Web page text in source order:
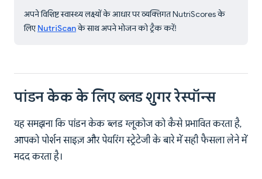
अपने विशिष्ट स्वास्थ्य लक्ष्यों के आधार पर व्यक्तिगत NutriScores के
लिए NutriScanके साथ अपने भोजन को ट्रैक करें!
पांडन केक के लिए ब्लड शुगर रेस्पॉन्स
यह समझना कि पांडन केक ब्लड ग्लूकोज को कैसे प्रभावित करता है,
आपको पोर्शन साइज़ और पेयरिंग स्ट्रेटेजी के बारे में सही फैसला लेने में
मदद करता है।